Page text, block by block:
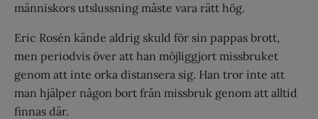
människors utslussning måste vara rätt hög.
Eric Rosén kände aldrig skuld för sin pappas brott,
men periodvis över att han möjliggjort missbruket
genom att inte orka distansera sig. Han tror inte att
man hjälper någon bort från missbruk genom att alltid
finnas där.